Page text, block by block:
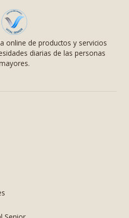
online de productos y servicios
diarias de las personas